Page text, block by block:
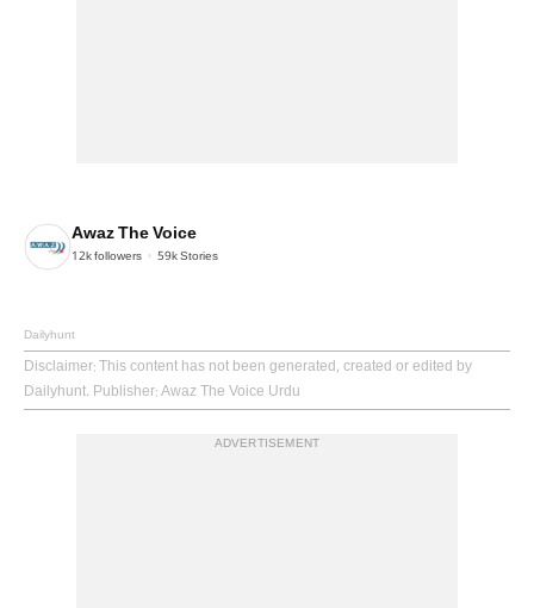
Awaz The Voice
12kfollowers 59kStories
Dailyhunt
Disclaimer: This content has not been generated, created or edited by
Dailyhunt. Publisher: Awaz The Voice Urdu
ADVERTISEMENT